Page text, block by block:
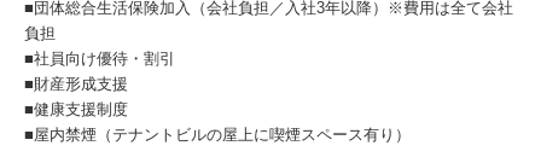
■団体総合生活保険加入（会社負担／入社3年以降）※費用は全て会社
負担
■社員向け優待・割引
■財産形成支援
■健康支援制度
■屋内禁煙（テナントビルの屋上に喫煙スペース有り）